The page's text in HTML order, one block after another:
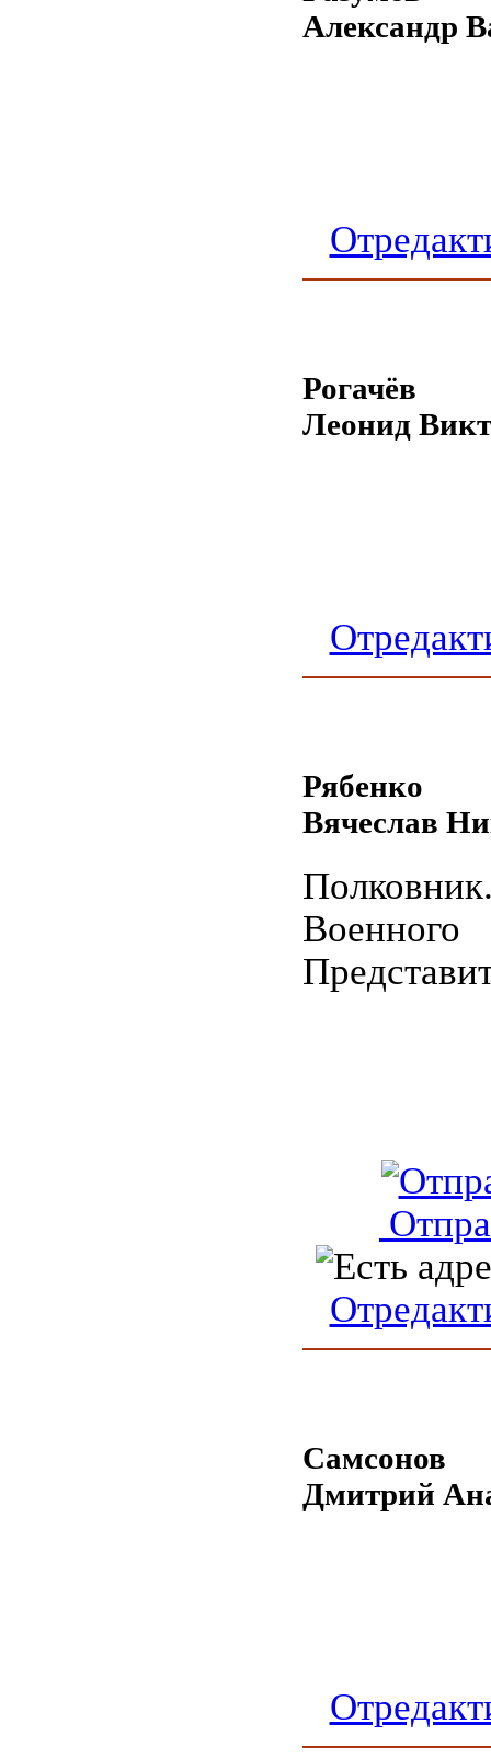
Александр
Рогачёв
Леонид
Рябенко
Вячеслав
Военного
Самсонов
Дмитрий